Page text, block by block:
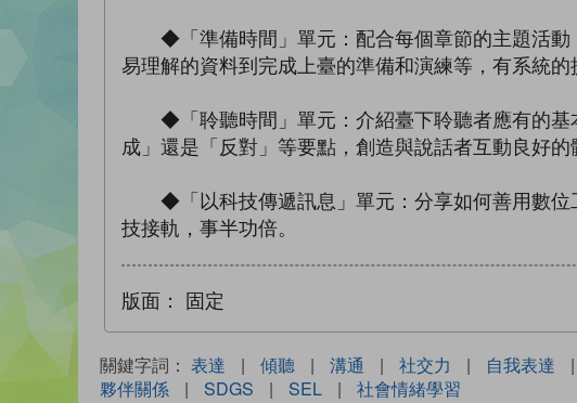
◆「準備時間」單元：配合每個章節的主題活動
易理解的資料到完成上臺的準備和演練等，有系統的
◆「聆聽時間」單元：介紹臺下聆聽者應有的基
成」還是「反對」等要點，創造與說話者互動良好的
◆「以科技傳遞訊息」單元：分享如何善用數位
技接軌，事半功倍。
版面： 固定
關鍵字詞： 表達 | 傾聽 | 溝通 | 社交力 | 自我表達 |
夥伴關係
| SDGS | SEL | 社會情緒學習